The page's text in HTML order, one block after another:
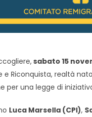
sabato 15
Riconquista, realtà
per una legge di
Luca Marsella (CPI),